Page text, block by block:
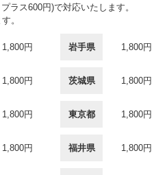
ラス600円)で対応いたします。
。
1,800円 岩手県 1,800円
1,800円 茨城県 1,800円
1,800円 東京都 1,800円
1,800円 福井県 1,800円